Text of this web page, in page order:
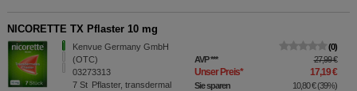
NICORETTE TX Pflaster 10 mg
Kenvue Germany GmbH
(OTC)
03273313
7 St Pflaster, transdermal
0
AVP*** 27,99 €
Unser Preis* 17,19 €
Sie sparen 10,80 €(39%)